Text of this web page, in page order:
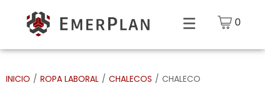
0
INICIO / ROPA LABORAL / CHALECOS / CHALECO